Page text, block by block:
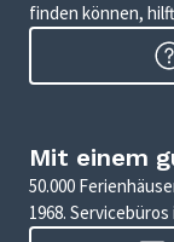
finden können,
Mit einem
50.000
1968.